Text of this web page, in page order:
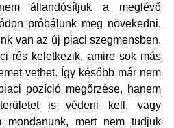
állandósítjuk a meglévő
próbálunk meg növekedni,
van az új piaci szegmensben,
rés keletkezik, amire sok más
vethet. Így később már nem
pozíció megőrzése, hanem
is védeni kell, vagy
mert nem tudjuk